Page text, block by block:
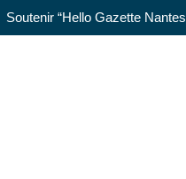
Soutenir “Hello Gazette